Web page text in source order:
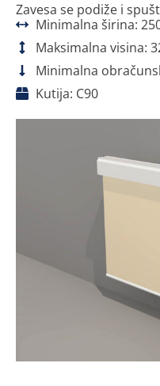
Zavesa se podiže i
Minimalna širina:
Maksimalna visina:
Minimalna
Kutija: C90